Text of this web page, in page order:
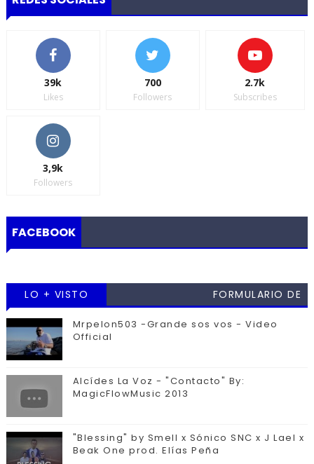
39k
Likes
700
Followers
2.7k
Subscribes
3,9k
Followers
FACEBOOK
LO + VISTO
FORMULARIO DE
Mrpelon503 -Grande sos vos - Video
Official
Alcídes La Voz - "Contacto" By:
MagicFlowMusic 2013
"Blessing" by Smell x Sónico SNC x J Lael x
Beak One prod. Elías Peña